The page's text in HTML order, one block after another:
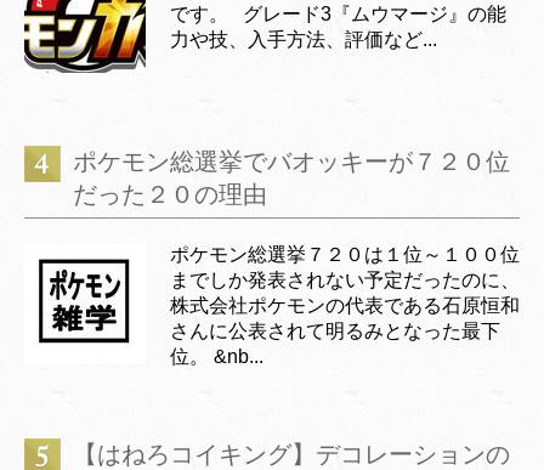
です。 グレード3『ムウマージ』の能
力や技、入手方法、評価など...
ポケモン総選挙でバオッキーが７２０位
だった２０の理由
ポケモン総選挙７２０は１位～１００位
までしか発表されない予定だったのに、
株式会社ポケモンの代表である石原恒和
さんに公表されて明るみとなった最下
位。 &nb...
【はねろコイキング】デコレーションの